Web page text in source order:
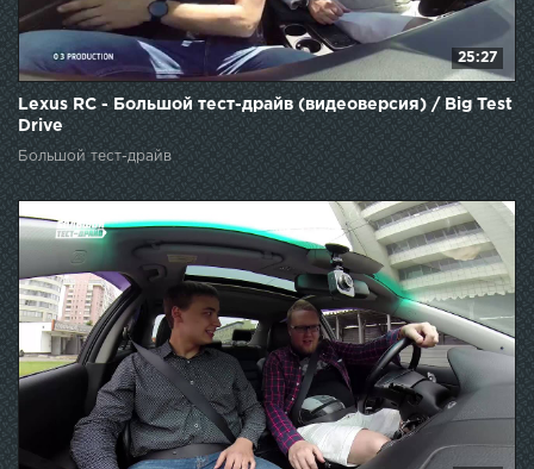
25:27
Lexus RC - Большой тест-драйв (видеоверсия) / Big Test
Drive
Большой тест-драйв